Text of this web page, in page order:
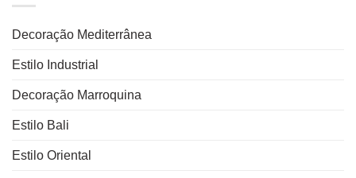
Decoração Mediterrânea
Estilo Industrial
Decoração Marroquina
Estilo Bali
Estilo Oriental